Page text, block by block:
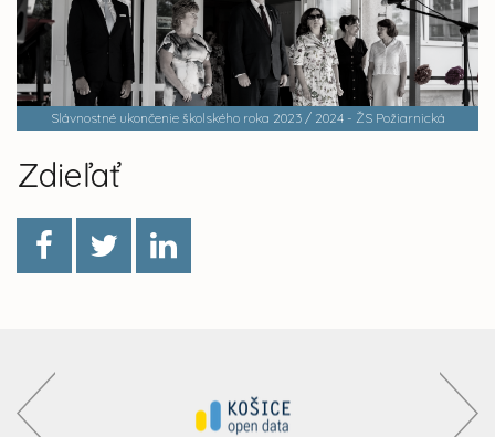
Slávnostné ukončenie školského roka 2023 / 2024 - ŽS Požiarnická
Zdieľať